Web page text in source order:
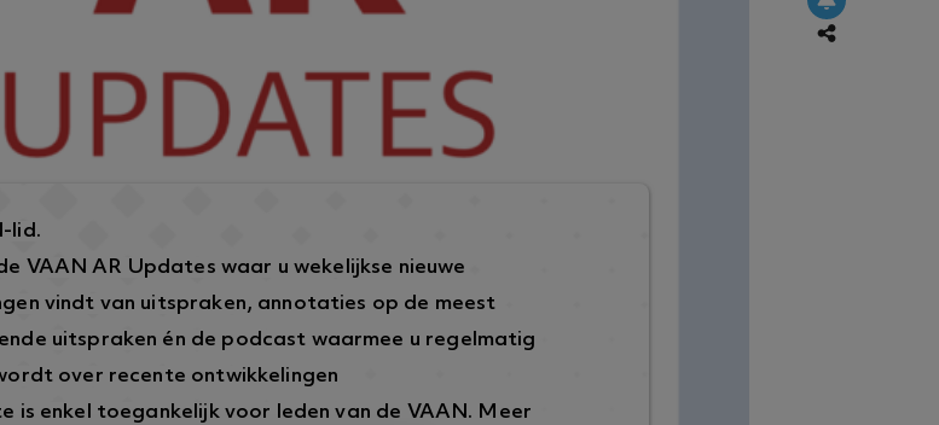
lid.
VAAN AR Updates waar u wekelijkse nieuwe
vindt van uitspraken, annotaties op de meest
uitspraken én de podcast waarmee u regelmatig
over recente ontwikkelingen
is enkel toegankelijk voor leden van de VAAN. Meer